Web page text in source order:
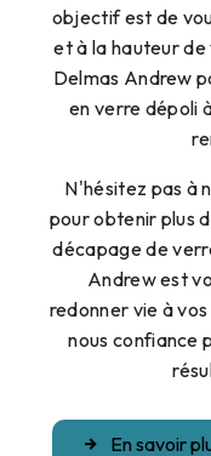
objectif est de
et à la hauteur
Delmas Andrew
en verre dépoli
N'hésitez pas à
pour obtenir plus
décapage de
Andrew est
redonner vie à
nous confiance
En savoir